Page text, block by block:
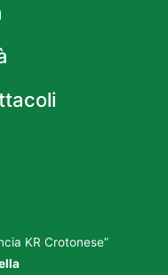
KR Crotonese”